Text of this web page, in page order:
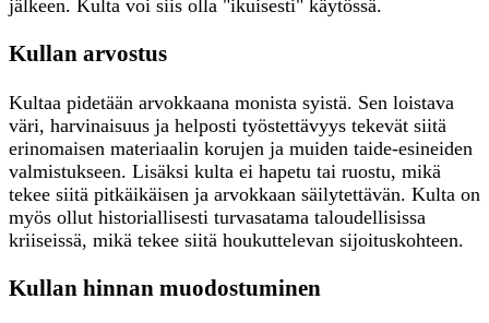
jälkeen. Kulta voi siis olla "ikuisesti" käytössä.
Kullan arvostus
Kultaa pidetään arvokkaana monista syistä. Sen loistava
väri, harvinaisuus ja helposti työstettävyys tekevät siitä
erinomaisen materiaalin korujen ja muiden taide-esineiden
valmistukseen. Lisäksi kulta ei hapetu tai ruostu, mikä
tekee siitä pitkäikäisen ja arvokkaan säilytettävän. Kulta on
myös ollut historiallisesti turvasatama taloudellisissa
kriiseissä, mikä tekee siitä houkuttelevan sijoituskohteen.
Kullan hinnan muodostuminen